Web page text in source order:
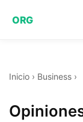
ORG
Inicio › Business ›